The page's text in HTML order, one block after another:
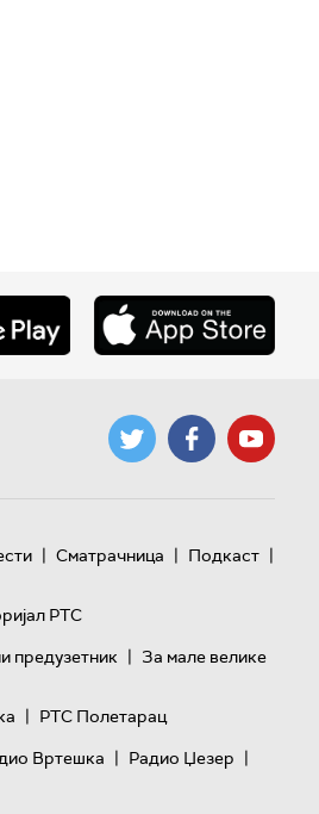
| Сматрачница | Подкаст |
РТС
предузетник | За мале велике
| РТС Полетарац
Вртешка | Радио Џезер |